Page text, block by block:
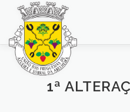
Saltar
conteúdo
INÍCIO JUNTA DE
1ª